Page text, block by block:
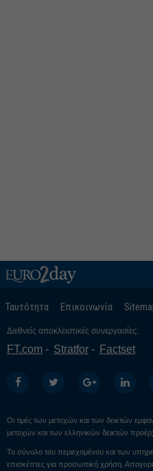
Ταυτότητα Επικοινωνία
Διεθνείς αποκλειστικές συνεργασίες:
FT.com Stratfor Factset
Οι τιμές των μετοχών και των δεικτών
μετοχών και των ελληνικών δεικτών
Το σύνολο του περιεχομένου και των
επισκέπτες για προσωπική χρήση.